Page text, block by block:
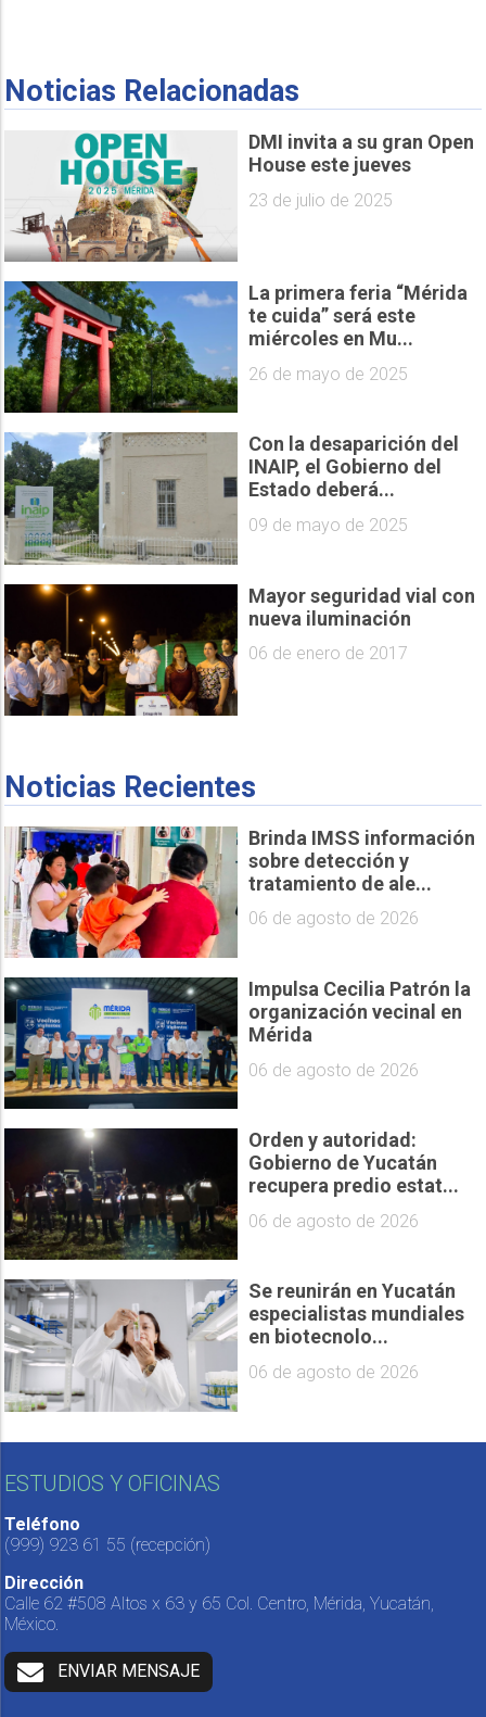
Noticias Relacionadas
DMI invita a su gran Open
House este jueves
23 de julio de 2025
La primera feria “Mérida
te cuida” será este
miércoles en Mu...
26 de mayo de 2025
Con la desaparición del
INAIP, el Gobierno del
Estado deberá...
09 de mayo de 2025
Mayor seguridad vial con
nueva iluminación
06 de enero de 2017
Noticias Recientes
Brinda IMSS información
sobre detección y
tratamiento de ale...
06 de agosto de 2026
Impulsa Cecilia Patrón la
organización vecinal en
Mérida
06 de agosto de 2026
Orden y autoridad:
Gobierno de Yucatán
recupera predio estat...
06 de agosto de 2026
Se reunirán en Yucatán
especialistas mundiales
en biotecnolo...
06 de agosto de 2026
ESTUDIOS Y OFICINAS
Teléfono
(999) 923 61 55 (recepción)
Dirección
Calle 62 #508 Altos x 63 y 65 Col. Centro, Mérida, Yucatán,
México.
ENVIAR MENSAJE